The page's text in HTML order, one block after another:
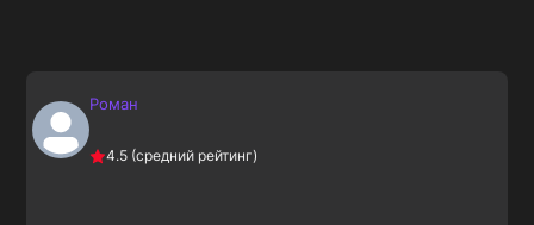
Роман
4.5 (средний рейтинг)